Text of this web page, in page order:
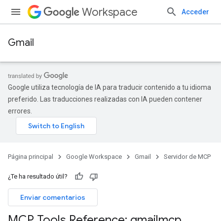
Workspace Acceder
Gmail
Google utiliza tecnología de IA para traducir contenido a tu idioma
preferido. Las traducciones realizadas con IA pueden contener
errores.
Página principal Google Workspace Gmail Servidor de MCP
¿Te ha resultado útil?
Enviar comentarios